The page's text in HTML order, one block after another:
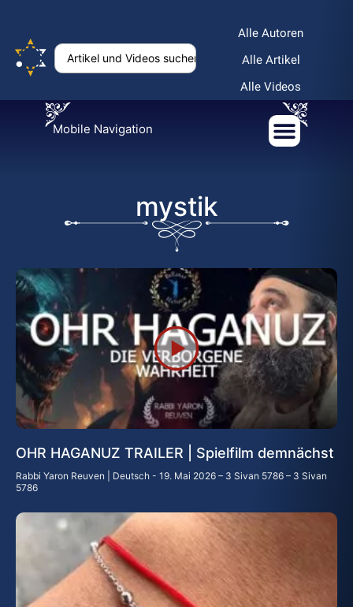
Alle Autoren
Alle Artikel
Alle Videos
Mobile Navigation
mystik
OHR HAGANUZ TRAILER | Spielfilm demnächst
Rabbi Yaron Reuven | Deutsch
19. Mai 2026 – 3 Sivan 5786 – 3 Sivan
5786